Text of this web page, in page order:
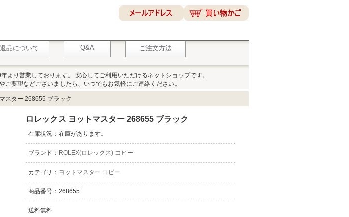
返品について Q&A ご注文方法
より営業しております。 安心してご利用いただけるネットショップです。
ご要望などございましたら、いつでもお気軽にご連絡ください。
スター 268655 ブラック
ロレックス ヨットマスター 268655 ブラック
在庫状況：在庫があります。
ブランド： ROLEX(ロレックス) コピー
カテゴリ： ヨットマスター コピー
商品番号：268655
送料無料